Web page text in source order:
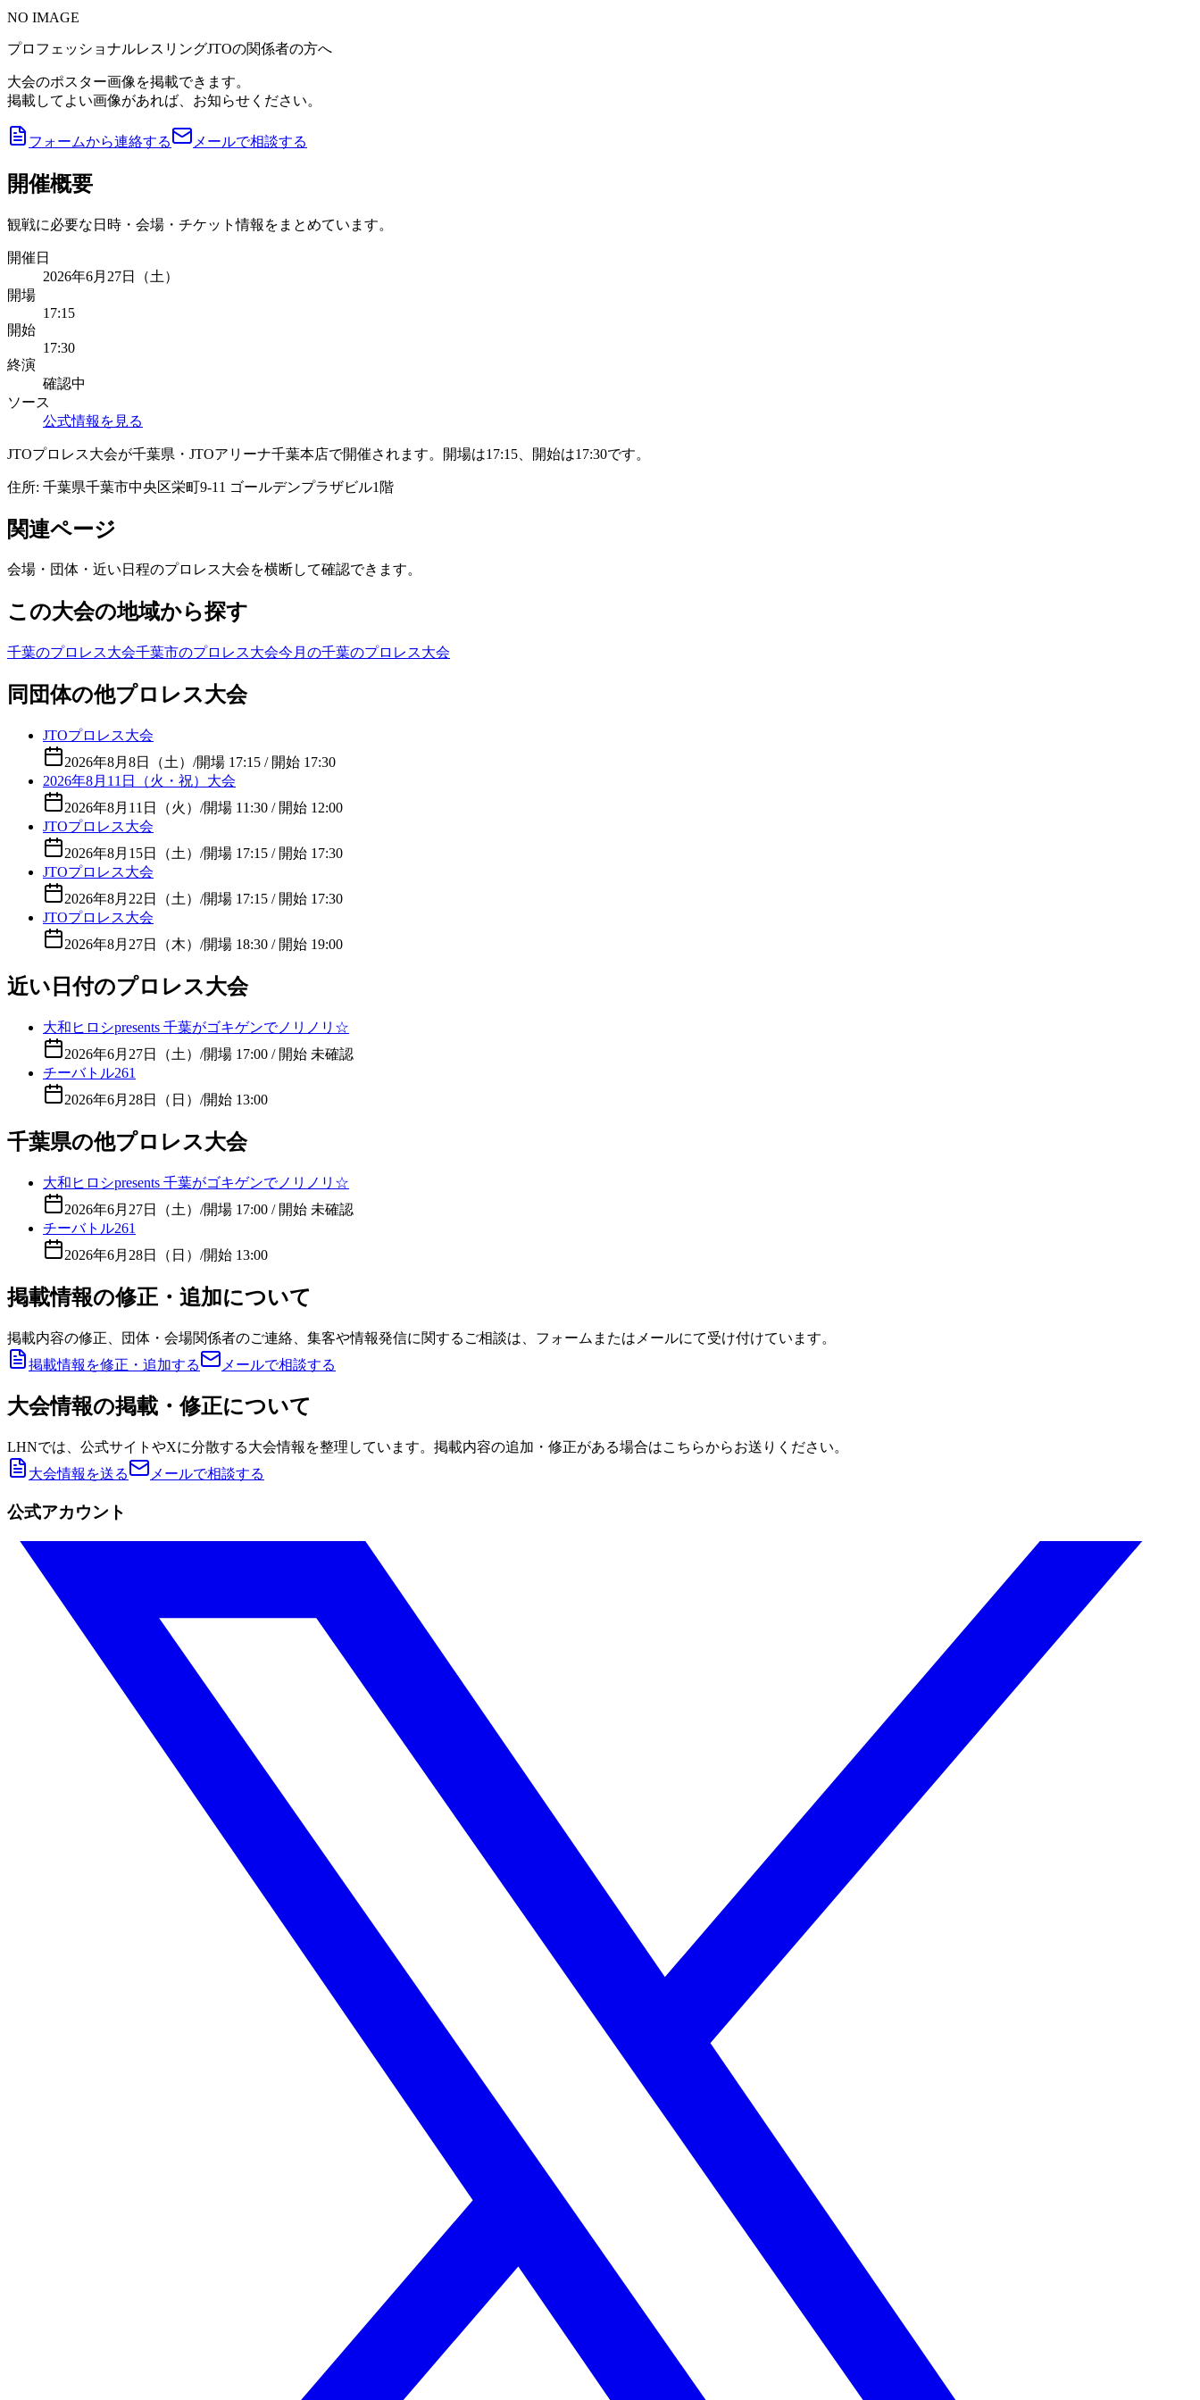
NO IMAGE
プロフェッショナルレスリングJTOの関係者の方へ
大会のポスター画像を掲載できます。
掲載してよい画像があれば、お知らせください。
フォームから連絡する メールで相談する
開催概要
観戦に必要な日時・会場・チケット情報をまとめています。
開催日
2026年6月27日（土）
開場
17:15
開始
17:30
終演
確認中
ソース
公式情報を見る
JTOプロレス大会が千葉県・JTOアリーナ千葉本店で開催されます。開場は17:15、開始は17:30です。
住所: 千葉県千葉市中央区栄町9-11 ゴールデンプラザビル1階
関連ページ
会場・団体・近い日程のプロレス大会を横断して確認できます。
この大会の地域から探す
千葉のプロレス大会千葉市のプロレス大会今月の千葉のプロレス大会
同団体の他プロレス大会
JTOプロレス大会
2026年8月8日（土） /開場 17:15 / 開始 17:30
2026年8月11日（火・祝）大会
2026年8月11日（火） /開場 11:30 / 開始 12:00
JTOプロレス大会
2026年8月15日（土） /開場 17:15 / 開始 17:30
JTOプロレス大会
2026年8月22日（土） /開場 17:15 / 開始 17:30
JTOプロレス大会
2026年8月27日（木） /開場 18:30 / 開始 19:00
近い日付のプロレス大会
大和ヒロシpresents 千葉がゴキゲンでノリノリ☆
2026年6月27日（土） /開場 17:00 / 開始 未確認
チーバトル261
2026年6月28日（日） /開始 13:00
千葉県の他プロレス大会
大和ヒロシpresents 千葉がゴキゲンでノリノリ☆
2026年6月27日（土） /開場 17:00 / 開始 未確認
チーバトル261
2026年6月28日（日） /開始 13:00
掲載情報の修正・追加について
掲載内容の修正、団体・会場関係者のご連絡、集客や情報発信に関するご相談は、フォームまたはメールにて受け付けています。
掲載情報を修正・追加する
メールで相談する
大会情報の掲載・修正について
LHNでは、公式サイトやXに分散する大会情報を整理しています。掲載内容の追加・修正がある場合はこちらからお送りください。
大会情報を送る
メールで相談する
公式アカウント